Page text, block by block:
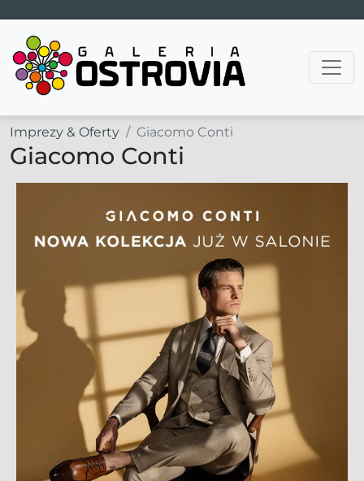
Main Navigation
Imprezy & Oferty Giacomo Conti
Giacomo Conti